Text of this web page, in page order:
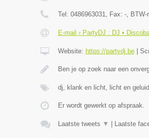
Tel: 0486963031, Fax: -, BTW-
E-mail › PartyDJ : DJ •
Website: https://partydj.be|
Ben je op zoek naar een
dj, klank en licht, licht en
Er wordt gewerkt op afspraak.
Laatste tweets ▼ Laatste